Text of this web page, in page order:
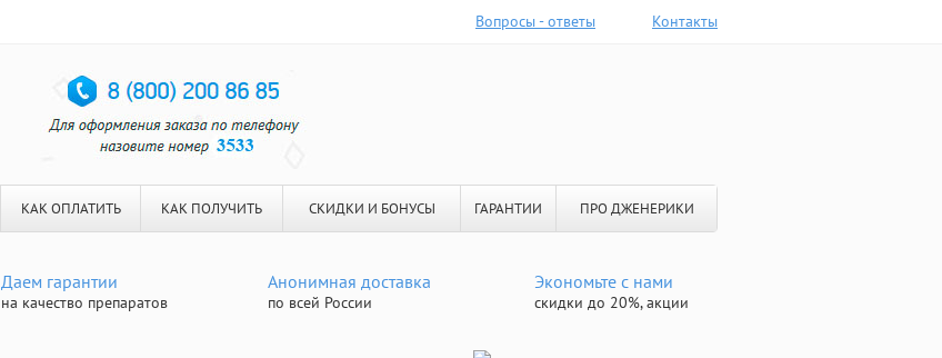
Вопросы - ответы Контакты
КАК ОПЛАТИТЬ КАК ПОЛУЧИТЬ СКИДКИ И БОНУСЫ ГАРАНТИИ ПРО ДЖЕНЕРИКИ
Даем гарантии
на качество препаратов
Анонимная доставка
по всей России
Экономьте с нами
скидки до 20%, акции